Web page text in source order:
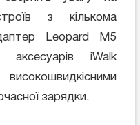
з кількома
Leopard M5
аксесуарів iWalk
зарядки.